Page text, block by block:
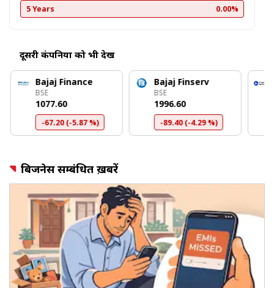
5 Years 0.00%
दूसरी कंपनियों को भी देखें
Bajaj Finance
BSE
₹1077.60
-67.20 (-5.87 %)
Bajaj Finserv
BSE
₹1996.60
-89.40 (-4.29 %)
बिजनेस सम्बंधित ख़बरें